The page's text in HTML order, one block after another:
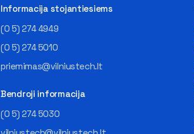
Informacija stojantiesiems
(0 5) 274 4949
(0 5) 274 5010
priemimas@vilniustech.lt
Bendroji informacija
(0 5) 274 5030